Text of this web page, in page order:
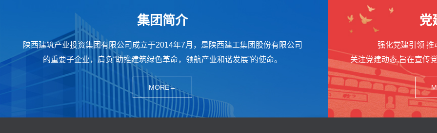
集团简介
陕西建筑产业投资集团有限公司成立于2014年7月，是陕西建工集团股份有限公司
的重要子企业，肩负“助推建筑绿色革命，领航产业和谐发展”的使命。
MORE→
党
强化党建引领 推
关注党建动态,旨在宣传